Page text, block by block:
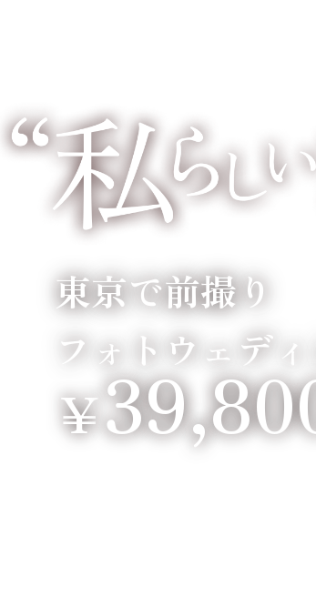
東京で前撮り
フォトウェデ
￥